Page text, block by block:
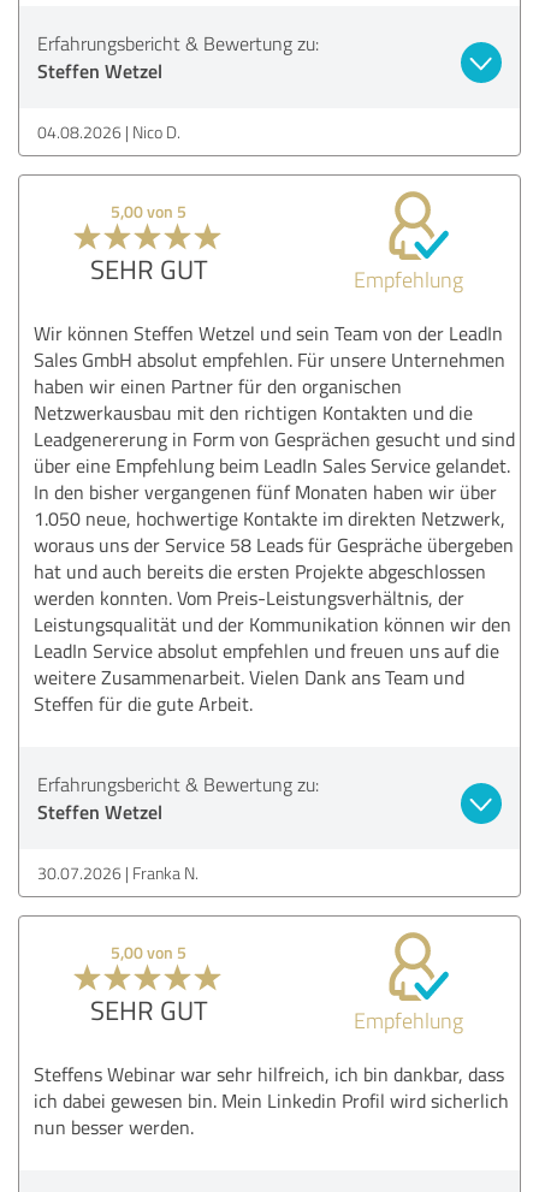
Erfahrungsbericht & Bewertung zu:
Steffen Wetzel
04.08.2026 Nico D.
5,00 von 5
SEHR GUT Empfehlung
Wir können Steffen Wetzel und sein Team von der LeadIn
Sales GmbH absolut empfehlen. Für unsere Unternehmen
haben wir einen Partner für den organischen
Netzwerkausbau mit den richtigen Kontakten und die
Leadgenererung in Form von Gesprächen gesucht und sind
über eine Empfehlung beim LeadIn Sales Service gelandet.
In den bisher vergangenen fünf Monaten haben wir über
1.050 neue, hochwertige Kontakte im direkten Netzwerk,
woraus uns der Service 58 Leads für Gespräche übergeben
hat und auch bereits die ersten Projekte abgeschlossen
werden konnten. Vom Preis-Leistungsverhältnis, der
Leistungsqualität und der Kommunikation können wir den
LeadIn Service absolut empfehlen und freuen uns auf die
weitere Zusammenarbeit. Vielen Dank ans Team und
Steffen für die gute Arbeit.
Erfahrungsbericht & Bewertung zu:
Steffen Wetzel
30.07.2026 Franka N.
5,00 von 5
SEHR GUT Empfehlung
Steffens Webinar war sehr hilfreich, ich bin dankbar, dass
ich dabei gewesen bin. Mein Linkedin Profil wird sicherlich
nun besser werden.